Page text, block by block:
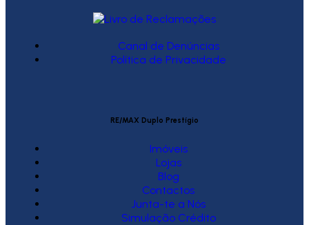
Canal de Denúncias
Política de Privacidade
RE/MAX Duplo Prestígio
Imóveis
Lojas
Blog
Contactos
Junta-te a Nós
Simulação Crédito